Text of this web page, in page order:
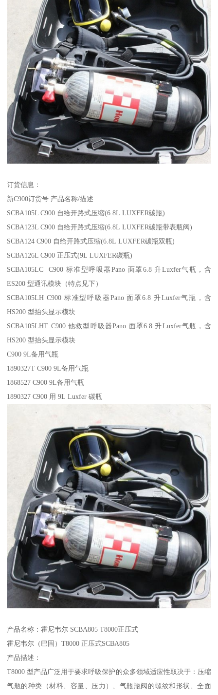
订货信息：
新C900订货号 产品名称/描述
SCBA105L C900 自给开路式压缩(6.8L LUXFER碳瓶)
SCBA123L C900 自给开路式压缩(6.8L LUXFER碳瓶带表瓶阀)
SCBA124 C900 自给开路式压缩(6.8L LUXFER碳瓶双瓶)
SCBA126L C900 正压式(9L LUXFER碳瓶)
SCBA105LC C900 标准型呼吸器Pano 面罩6.8 升Luxfer气瓶，含
ES200 型通讯模块（特点见下）
SCBA105LH C900 标准型呼吸器Pano 面罩6.8 升Luxfer气瓶，含
HS200 型抬头显示模块
SCBA105LHT C900 他救型呼吸器Pano 面罩6.8 升Luxfer气瓶，含
HS200 型抬头显示模块
C900 9L备用气瓶
1890327T C900 9L备用气瓶
1868527 C900 9L备用气瓶
1890327 C900 用 9L Luxfer 碳瓶
产品名称：霍尼韦尔 SCBA805 T8000正压式
霍尼韦尔（巴固）T8000 正压式SCBA805
产品描述：
T8000 型产品广泛用于要求呼吸保护的众多领域适应性取决于：压缩
气瓶的种类（材料、容量、压力）、气瓶瓶阀的螺纹和形状、全面